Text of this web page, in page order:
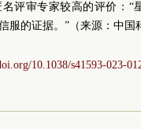
评审专家较高的评价：
服的证据。”（来源：中国
10.1038/s41593-023-